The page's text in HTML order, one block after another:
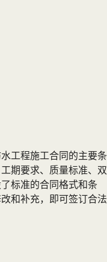
工程施工合同的主要条
期要求、质量标准、双
标准的合同格式和条
和补充，即可签订合法